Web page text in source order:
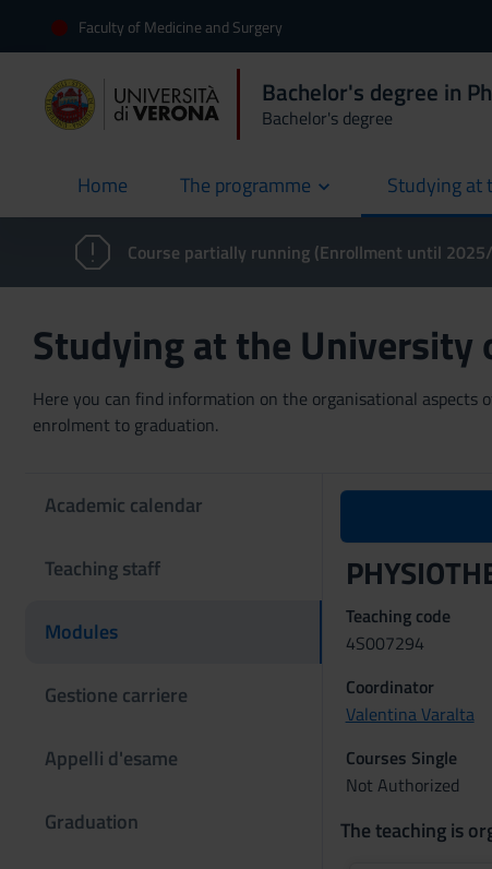
Faculty of Medicine and Surgery
Bachelor's degree in
Bachelor's degree
Home
current The programme Studying at
Course partially running (Enrollment until
Studying at the University
Here you can find information on the organisational
enrolment to graduation.
Academic calendar
Teaching staff
Modules
Gestione carriere
Appelli d'esame
Graduation
Teaching code
4S007294
Coordinator
Valentina Varalta
Courses Single
Not Authorized
The teaching is